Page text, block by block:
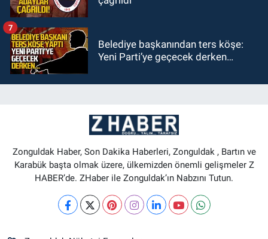
Belediye başkanından ters köşe:
Yeni Parti’ye geçecek derken…
7
Zonguldak Haber, Son Dakika Haberleri, Zonguldak , Bartın ve
Karabük başta olmak üzere, ülkemizden önemli gelişmeler Z
HABER’de. ZHaber ile Zonguldak’ın Nabzını Tutun.